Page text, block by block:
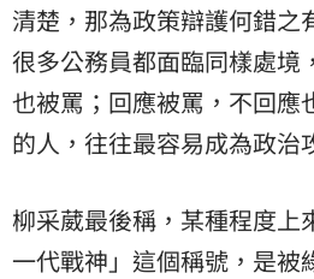
清楚，那為政策辯護何錯之
很多公務員都面臨同樣處境
也被罵；回應被罵，不回應
的人，往往最容易成為政治
柳采葳最後稱，某種程度上
一代戰神」這個稱號，是被